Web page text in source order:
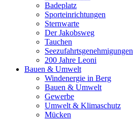
Badeplatz
Sporteinrichtungen
Sternwarte
Der Jakobsweg
Tauchen
Seezufahrtsgenehmigungen
200 Jahre Leoni
Bauen & Umwelt
Windenergie in Berg
Bauen & Umwelt
Gewerbe
Umwelt & Klimaschutz
Mücken